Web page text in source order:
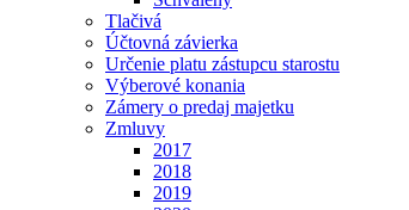
Tlačivá
Účtovná závierka
Určenie platu zástupcu starostu
Výberové konania
Zámery o predaj majetku
Zmluvy
2017
2018
2019